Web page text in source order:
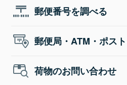
郵便番号を調べる
郵便局・ATM・ポス
荷物のお問い合わせ